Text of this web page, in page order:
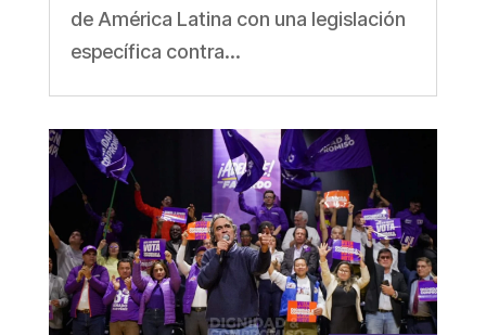
de América Latina con una legislación
específica contra...